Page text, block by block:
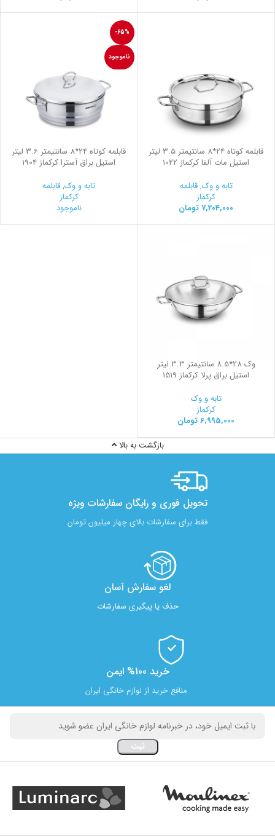
قابلمه کوتاه 24*8 سانتیمتر 3.5 لیتر
استیل مات آلفا کرکماز 1022
تابه و وک,قابلمه
کرکماز
7,204,000 تومان
-65%
ناموجود
قابلمه کوتاه 24*8 سانتیمتر 3.6 لیتر
استیل براق آسترا کرکماز 1904
تابه و وک,قابلمه
کرکماز
ناموجود
وک 28*8.5 سانتیمتر 3.3 لیتر
استیل براق پرلا کرکماز 1519
تابه و وک
کرکماز
6,995,000 تومان
بازگشت به بالا
تحویل فوری و رایگان سفارشات ویژه
فقط برای سفارشات بالای چهار میلیون تومان
لغو سفارش آسان​
حذف یا پیگیری سفارشات
خرید 100% ایمن
منافع خرید از لوازم خانگی ایران